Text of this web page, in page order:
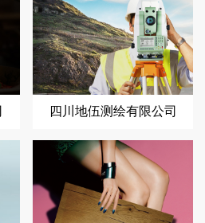
四川地伍测绘有限公司